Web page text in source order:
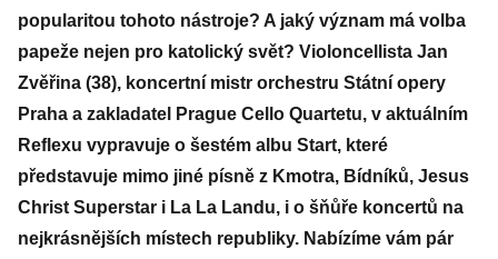
popularitou tohoto nástroje? A jaký význam má volba
papeže nejen pro katolický svět? Violoncellista Jan
Zvěřina (38), koncertní mistr orchestru Státní opery
Praha a zakladatel Prague Cello Quartetu, v aktuálním
Reflexu vypravuje o šestém albu Start, které
představuje mimo jiné písně z Kmotra, Bídníků, Jesus
Christ Superstar i La La Landu, i o šňůře koncertů na
nejkrásnějších místech republiky. Nabízíme vám pár